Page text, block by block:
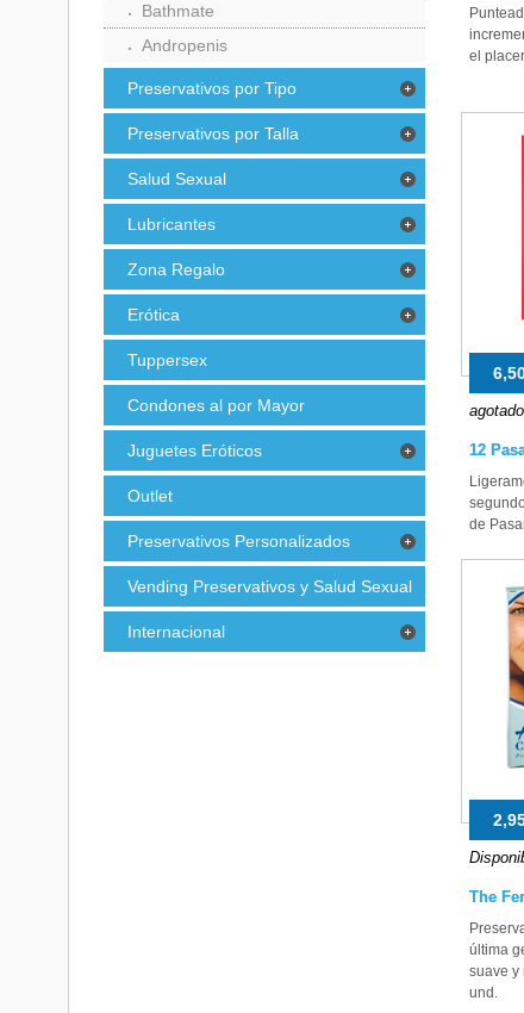
Bathmate
Andropenis
Preservativos por Tipo
Preservativos por Talla
Salud Sexual
Lubricantes
Zona Regalo
Erótica
Tuppersex
Condones al por Mayor
Juguetes Eróticos
Outlet
Preservativos Personalizados
Vending Preservativos y Salud Sexual
Internacional
el
agotado
12
de
The
última
suave y
und.